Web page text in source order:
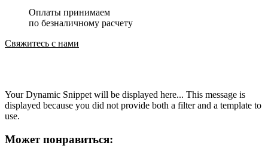
Оплаты принимаем
по безналичному расчету
Свяжитесь с нами
Your Dynamic Snippet will be displayed here... This message is
displayed because you did not provide both a filter and a template to
use.
Может понравиться: